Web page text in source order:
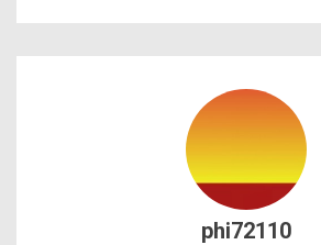
phi72110